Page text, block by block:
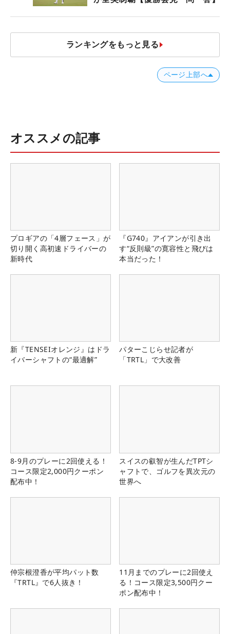
ランキングをもっと見る
ページ上部へ
オススメの記事
プロギアの「4層フェース」が
切り開く高初速ドライバーの
新時代
『G740』アイアンが引き出
す“反則級”の寛容性と飛びは
本当だった！
新『TENSEIオレンジ』はドラ
イバーシャフトの“最適解”
パターこじらせ記者が
「TRTL」で大改善
8-9月のプレーに2回使える！
コース限定2,000円クーポン
配布中！
スイスの叡智が生んだTPTシ
ャフトで、ゴルフを異次元の
世界へ
仲宗根澄香が平均パット数
『TRTL』で6人抜き！
11月までのプレーに2回使え
る！コース限定3,500円クー
ポン配布中！